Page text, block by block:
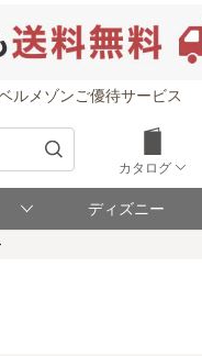
ルメゾンご優待サービス
カタログ
ディズニー